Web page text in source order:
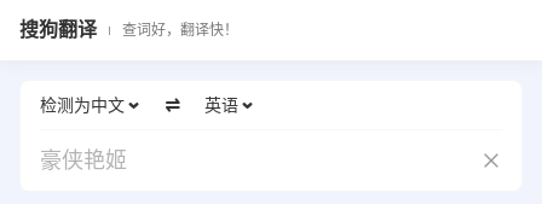
搜狗翻译 查词好，翻译快！
检测为中文 英语
豪侠艳姬